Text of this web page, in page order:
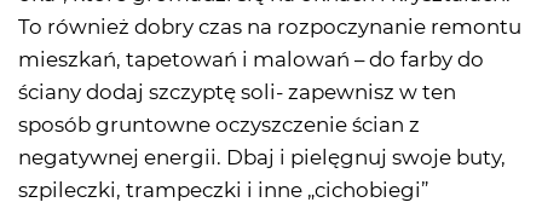
To również dobry czas na rozpoczynanie remontu
mieszkań, tapetowań i malowań – do farby do
ściany dodaj szczyptę soli- zapewnisz w ten
sposób gruntowne oczyszczenie ścian z
negatywnej energii. Dbaj i pielęgnuj swoje buty,
szpileczki, trampeczki i inne „cichobiegi”